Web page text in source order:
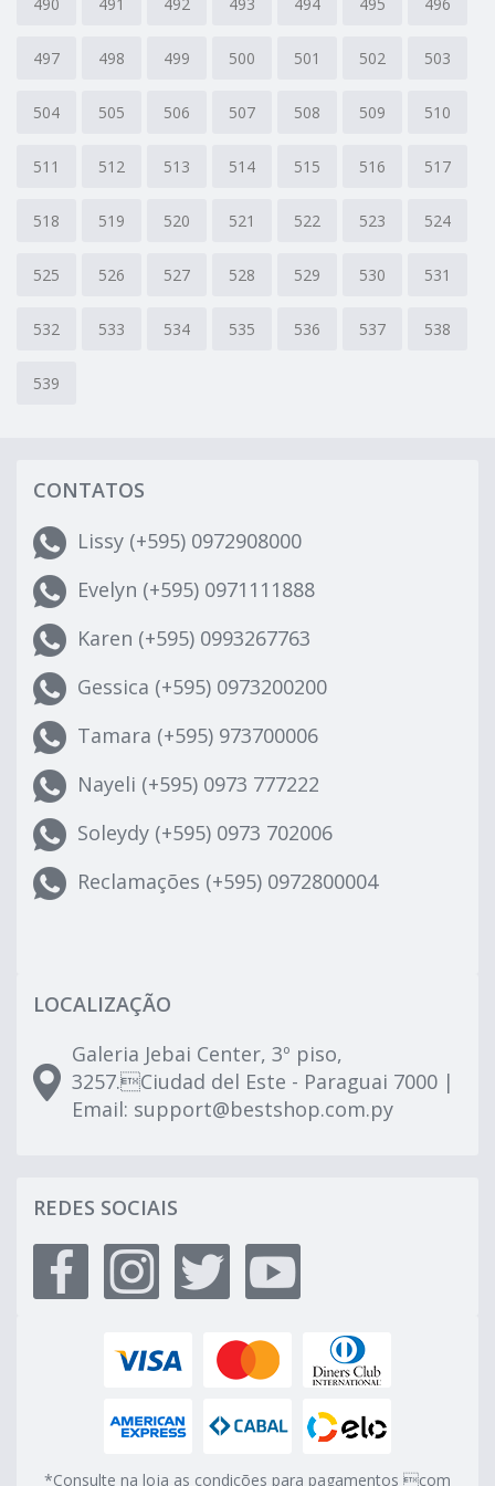
497 498 499 500 501 502 503
504 505 506 507 508 509 510
511 512 513 514 515 516 517
518 519 520 521 522 523 524
525 526 527 528 529 530 531
532 533 534 535 536 537 538
539
CONTATOS
Lissy (+595) 0972908000
Evelyn (+595) 0971111888
Karen (+595) 0993267763
Gessica (+595) 0973200200
Tamara (+595) 973700006
Nayeli (+595) 0973 777222
Soleydy (+595) 0973 702006
Reclamações (+595) 0972800004
LOCALIZAÇÃO
Galeria Jebai Center, 3º piso,
3257.Ciudad del Este - Paraguai 7000 |
Email: support@bestshop.com.py
REDES SOCIAIS
*Consulte na loja as condições para pagamentos com